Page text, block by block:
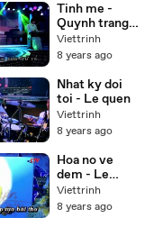
Tinh me -
Quynh trang (
Karaoke Beat
)
Viettrinh
8 years ago
Nhat ky doi
toi - Le quen
Viettrinh
8 years ago
Hoa no ve
dem - Le
quyen
Karaoke
Viettrinh
8 years ago